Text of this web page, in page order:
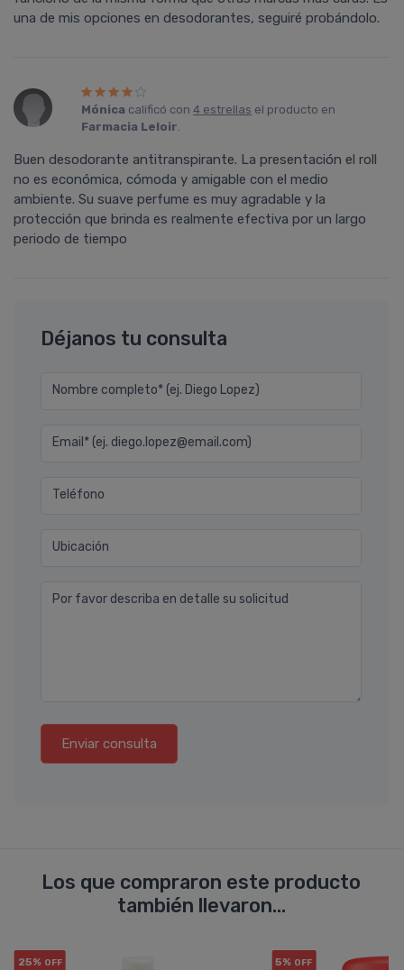
una de mis opciones en desodorantes, seguiré probándolo.
Mónica calificó con4 estrellas el producto en
Farmacia Leloir.
Buen desodorante antitranspirante. La presentación el roll
no es económica, cómoda y amigable con el medio
ambiente. Su suave perfume es muy agradable y la
protección que brinda es realmente efectiva por un largo
periodo de tiempo
Déjanos tu consulta
Nombre completo* (ej. Diego Lopez)
Email* (ej. diego.lopez@email.com)
Teléfono
Ubicación
Por favor describa en detalle su solicitud
Enviar consulta
Los que compraron este producto
también llevaron...
25% OFF 5% OFF